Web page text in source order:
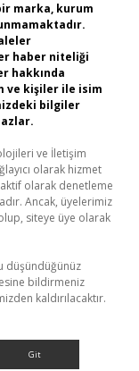
marka, kurum
haber niteliği
hakkında
ve kişiler ile isim
bilgiler
ve İletişim
olarak hizmet
olarak denetleme
Ancak, üyelerimiz
siteye üye olarak
düşündüğünüz
bildirmeniz
kaldırılacaktır.